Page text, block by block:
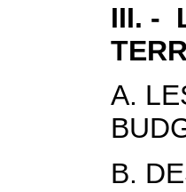
III. -
A.
B.